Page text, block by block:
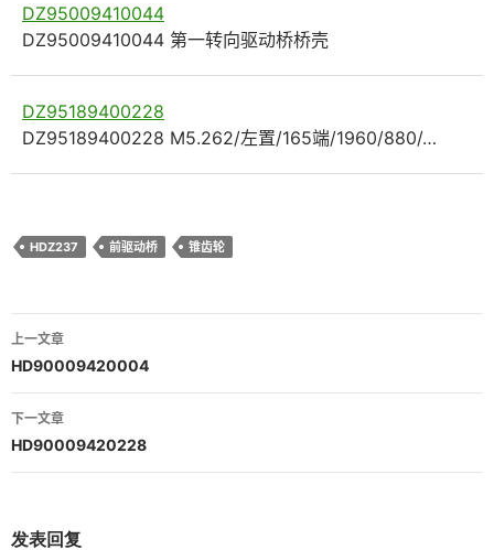
DZ95009410044
DZ95009410044 第一转向驱动桥桥壳
DZ95189400228
DZ95189400228 M5.262/左置/165端/1960/880/…
HDZ237 前驱动桥 锥齿轮
文
章
导
航
上一文章
HD90009420004
下一文章
HD90009420228
发表回复